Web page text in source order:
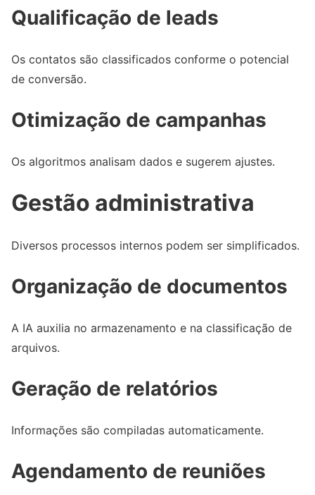
Qualificação de leads
Os contatos são classificados conforme o potencial
de conversão.
Otimização de campanhas
Os algoritmos analisam dados e sugerem ajustes.
Gestão administrativa
Diversos processos internos podem ser simplificados.
Organização de documentos
A IA auxilia no armazenamento e na classificação de
arquivos.
Geração de relatórios
Informações são compiladas automaticamente.
Agendamento de reuniões